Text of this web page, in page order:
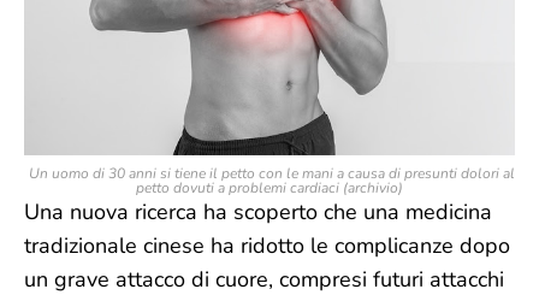
Un uomo di 30 anni si tiene il petto con le mani a causa di presunti dolori al
petto dovuti a problemi cardiaci (archivio)
Una nuova ricerca ha scoperto che una medicina
tradizionale cinese ha ridotto le complicanze dopo
un grave attacco di cuore, compresi futuri attacchi